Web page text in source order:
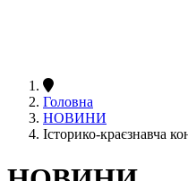
Головна
НОВИНИ
Історико-краєзнавча